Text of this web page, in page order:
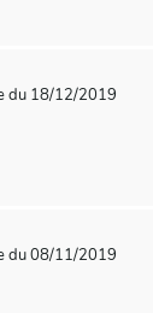
du 18/12/2019
du 08/11/2019